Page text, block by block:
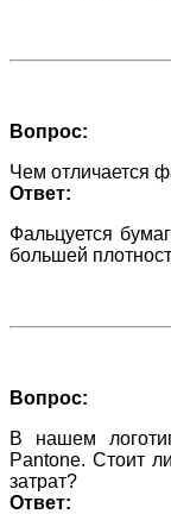
Вопрос:
Чем отличается
Ответ:
Фальцуется
большей
Вопрос:
В нашем
Pantone. Стоит
затрат?
Ответ: